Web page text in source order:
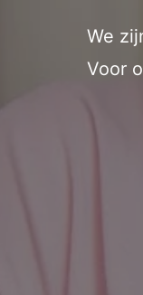
We
Voor